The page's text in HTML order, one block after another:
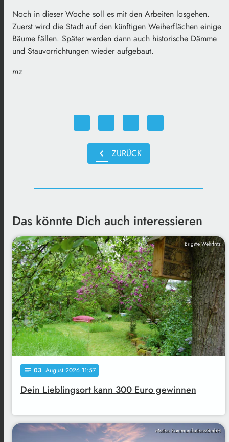
Noch in dieser Woche soll es mit den Arbeiten losgehen.
Zuerst wird die Stadt auf den künftigen Weiherflächen einige
Bäume fällen. Später werden dann auch historische Dämme
und Stauvorrichtungen wieder aufgebaut.
mz
chevron_left ZURÜCK
Das könnte Dich auch interessieren
Brigitte Wehrfritz
notes 03. August 2026 11:57
Dein Lieblingsort kann 300 Euro gewinnen
Motion KommunikationsGmbH